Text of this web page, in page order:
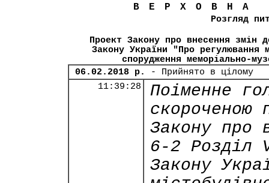
Розгляд
Проект Закону про внесення змін
Закону України "Про регулювання
спорудження меморіально-
06.02.2018 р.
- Прийнято в цілому
11:39:28
Поіменне
скороченою
Закону про
6-2 Розділ
Закону